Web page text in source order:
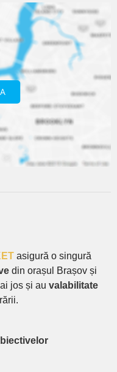
asigură o singură
din orașul Brașov și
jos și au valabilitate